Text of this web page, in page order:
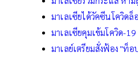
มาเลเซียได้วัคซีนโควิด
มาเลเซียคุมเข้มโควิด-
มาเลย์เตรียมสั่งฟ้อง "